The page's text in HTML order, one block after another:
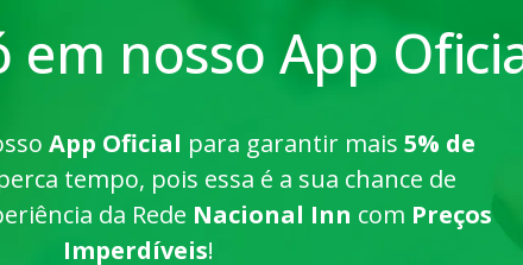
em nosso App
App Oficial para garantir mais 5% de
tempo, pois essa é a sua chance de
da Rede Nacional Inn com Preços
Imperdíveis!